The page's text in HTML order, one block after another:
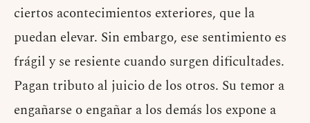
ciertos acontecimientos exteriores, que la
puedan elevar. Sin embargo, ese sentimiento es
frágil y se resiente cuando surgen dificultades.
Pagan tributo al juicio de los otros. Su temor a
engañarse o engañar a los demás los expone a